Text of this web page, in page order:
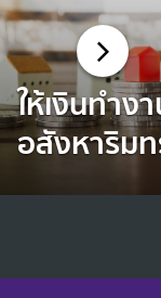
ให้เงินทำง
อสังหาริม